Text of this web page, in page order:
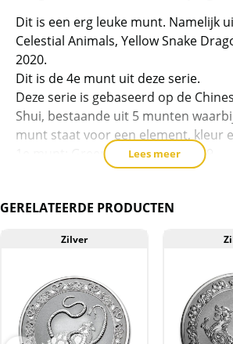
product
toe
te
voegen
Dit is een erg leuke munt. Namelijk
Celestial Animals, Yellow Snake
2020.
Dit is de 4e munt uit deze serie.
Deze serie is gebaseerd op de
Shui, bestaande uit 5 munten
munt staat voor een element, kleur
1e munt: Green Dragon 1 oz 2019
2e munt: White Tiger 1 oz 2019
4e munt: Yellow Snake 1 oz 2020
het element Aarde en de kleur geel,
de naam Yellow Snake Dragon.
De munt is geslagen in opdracht
Lees meer
GERELATEERDE PRODUCTEN
Zilver